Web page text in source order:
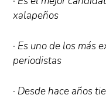
xalapeños
· Es uno de los más
periodistas
· Desde hace años